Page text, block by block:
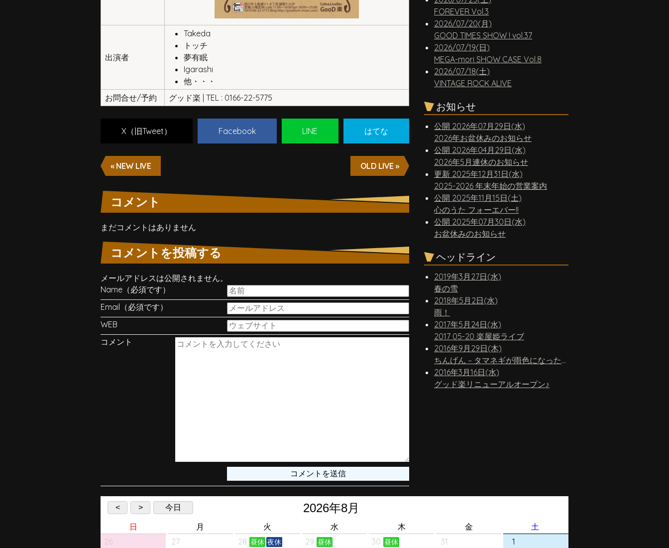
出演者
Takeda
トッチ
夢有眠
Igarashi
他・・・
お問合せ/予約
グッド楽 | TEL : 0166-22-5775
X（旧Tweet） Facebook LINE はてな
« NEW LIVE OLD LIVE »
コメント
まだコメントはありません
コメントを投稿する
メールアドレスは公開されません。
Name（必須です）
Email（必須です）
WEB
コメント
FOREVER Vol.3
2026/07/20(月)
GOOD TIMES SHOW ! vol.37
2026/07/19(日)
MEGA-mori SHOW CASE Vol.8
2026/07/18(土)
VINTAGE ROCK ALIVE
お知らせ
公開 2026年07月29日(水)
2026年お盆休みのお知らせ
公開 2026年04月29日(水)
2026年5月連休のお知らせ
更新 2025年12月31日(水)
2025-2026 年末年始の営業案内
公開 2025年11月15日(土)
心のうた フォーエバー!!
公開 2025年07月30日(水)
お盆休みのお知らせ
ヘッドライン
2019年3月27日(水)
春の雪
2018年5月2日(水)
雨！
2017年5月24日(水)
2017 05-20 楽屋姫ライブ
2016年9月29日(木)
ちんげん – タマネギが雨色になったら
2016年3月16日(水)
グッド楽リニューアルオープン♪
< > 今日
日 月 火 水 木 金
土
26
27 28 昼休 夜休 29 昼休 30 昼休 31 1